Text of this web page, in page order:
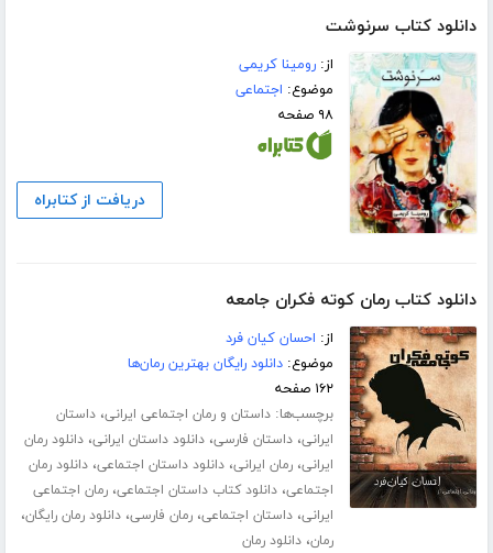
دانلود کتاب سرنوشت
از:رومینا کریمی
موضوع: اجتماعی
۹۸ صفحه
دریافت از کتابراه
دانلود کتاب رمان کوته فکران جامعه
از: احسان کیان فرد
موضوع:دانلود رایگان بهترین رمان‌ها
۱۶۲ صفحه
برچسب‌ها:داستان و رمان اجتماعی ایرانی،داستان
ایرانی،داستان فارسی،دانلود داستان ایرانی،دانلود رمان
ایرانی،رمان ایرانی،دانلود داستان اجتماعی،دانلود رمان
اجتماعی،دانلود کتاب داستان اجتماعی،رمان اجتماعی
ایرانی،داستان اجتماعی،رمان فارسی،دانلود رمان رایگان،
رمان،دانلود رمان